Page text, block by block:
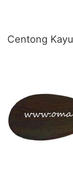
Centong Kayu